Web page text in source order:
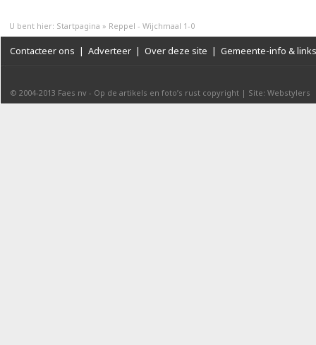
U bent hier: Startpagina » Reppel - Wijchmaal 1-0
Contacteer ons | Adverteer | Over deze site | Gemeente-info & links
© 2004-2013 Faes nv - Op de artikels en foto’s rust copyright | Site: Webstylers